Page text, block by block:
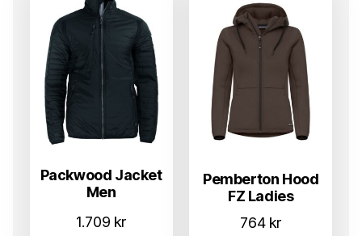
Packwood Jacket
Men
1.709 kr
Pemberton Hood
FZ Ladies
764 kr